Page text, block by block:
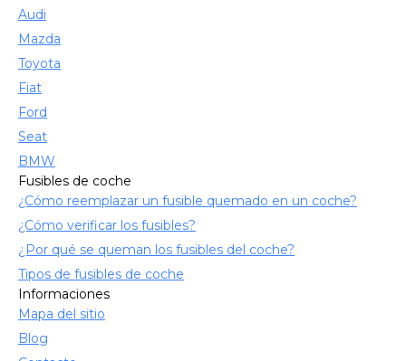
Audi
Mazda
Toyota
Fiat
Ford
Seat
BMW
Fusibles de coche
¿Cómo reemplazar un fusible quemado en un coche?
¿Cómo verificar los fusibles?
¿Por qué se queman los fusibles del coche?
Tipos de fusibles de coche
Informaciones
Mapa del sitio
Blog